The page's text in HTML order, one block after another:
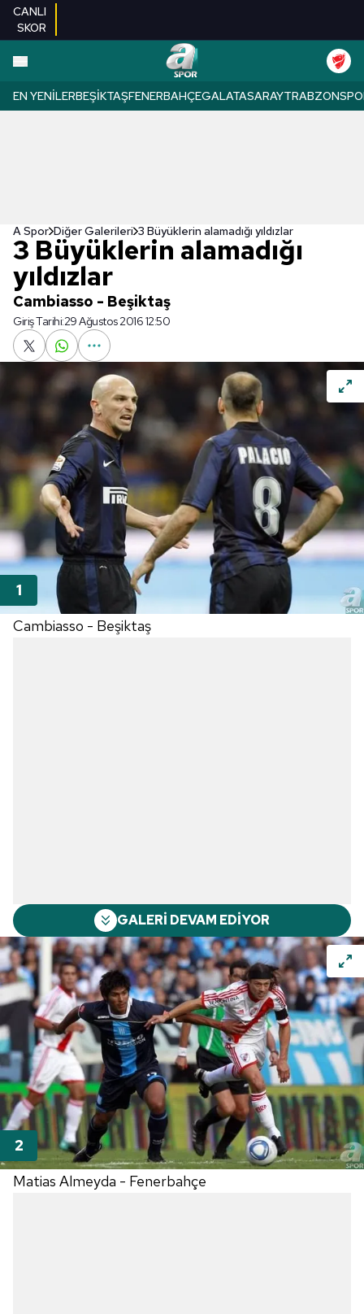
CANLI
SKOR
EN YENILERBEŞIKTAŞFENERBAHÇEGALATASARAY
A Spor Diğer Galerileri 3 Büyüklerin alamadığı yıldızlar
3 Büyüklerin alamadığı
yıldızlar
Cambiasso - Beşiktaş
Giriş Tarihi:29 Ağustos 2016 12:50
Cambiasso - Beşiktaş
GALERİ DEVAM EDİYOR
Matias Almeyda - Fenerbahçe